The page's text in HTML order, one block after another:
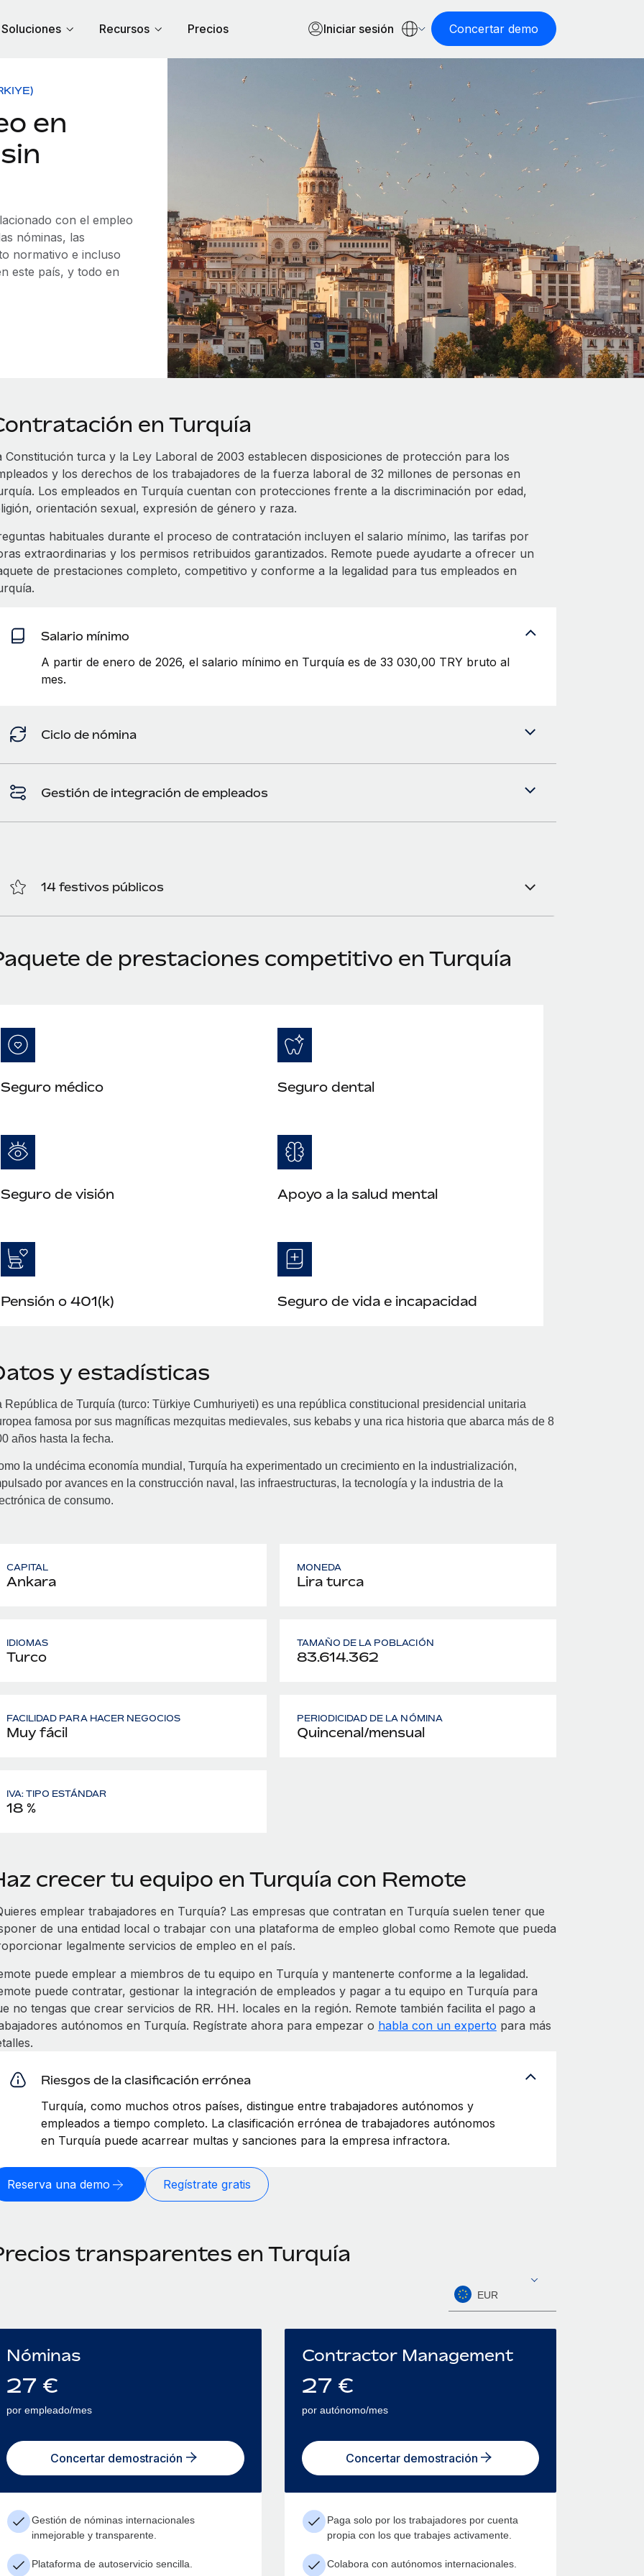
Soluciones Recursos Precios Iniciar sesión Concertar demo
en
con el empleo
nóminas, las
normativo e incluso
este país, y todo en
en Turquía
Constitución turca y la Ley Laboral de 2003 establecen disposiciones de protección para los
y los derechos de los trabajadores de la fuerza laboral de 32 millones de personas en
Los empleados en Turquía cuentan con protecciones frente a la discriminación por edad,
orientación sexual, expresión de género y raza.
habituales durante el proceso de contratación incluyen el salario mínimo, las tarifas por
extraordinarias y los permisos retribuidos garantizados. Remote puede ayudarte a ofrecer un
de prestaciones completo, competitivo y conforme a la legalidad para tus empleados en
Salario mínimo
A partir de enero de 2026, el salario mínimo en Turquía es de 33 030,00 TRY bruto al
mes.
Ciclo de nómina
Gestión de integración de empleados
14 festivos públicos
de prestaciones competitivo en Turquía
Seguro médico Seguro dental
Seguro de visión Apoyo a la salud mental
Pensión o 401(k) Seguro de vida e incapacidad
y estadísticas
República de Turquía (turco: Türkiye Cumhuriyeti) es una república constitucional presidencial unitaria
famosa por sus magníficas mezquitas medievales, sus kebabs y una rica historia que abarca más de 8
años hasta la fecha.
la undécima economía mundial, Turquía ha experimentado un crecimiento en la industrialización,
por avances en la construcción naval, las infraestructuras, la tecnología y la industria de la
de consumo.
CAPITAL
Ankara
MONEDA
Lira turca
IDIOMAS
Turco
TAMAÑO DE LA POBLACIÓN
83.614.362
FACILIDAD PARA HACER NEGOCIOS
Muy fácil
PERIODICIDAD DE LA NÓMINA
Quincenal/mensual
IVA: TIPO ESTÁNDAR
18 %
crecer tu equipo en Turquía con Remote
emplear trabajadores en Turquía? Las empresas que contratan en Turquía suelen tener que
de una entidad local o trabajar con una plataforma de empleo global como Remote que pueda
legalmente servicios de empleo en el país.
puede emplear a miembros de tu equipo en Turquía y mantenerte conforme a la legalidad.
puede contratar, gestionar la integración de empleados y pagar a tu equipo en Turquía para
no tengas que crear servicios de RR. HH. locales en la región. Remote también facilita el pago a
autónomos en Turquía. Regístrate ahora para empezar o habla con un experto para más
Riesgos de la clasificación errónea
Turquía, como muchos otros países, distingue entre trabajadores autónomos y
empleados a tiempo completo. La clasificación errónea de trabajadores autónomos
en Turquía puede acarrear multas y sanciones para la empresa infractora.
Reserva una demo Regístrate gratis
transparentes en Turquía
EUR
Nóminas
27 €
por empleado/mes
Concertar demostración
Gestión de nóminas internacionales
inmejorable y transparente.
Plataforma de autoservicio sencilla.
Contractor Management
27 €
por autónomo/mes
Concertar demostración
Paga solo por los trabajadores por cuenta
propia con los que trabajes activamente.
Colabora con autónomos internacionales.